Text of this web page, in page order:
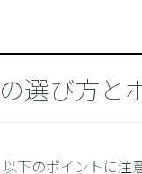
選び方と
下のポイントに注